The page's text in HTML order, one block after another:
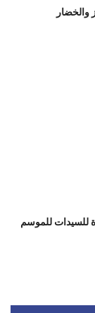
والخضار
للسيدات للموسم